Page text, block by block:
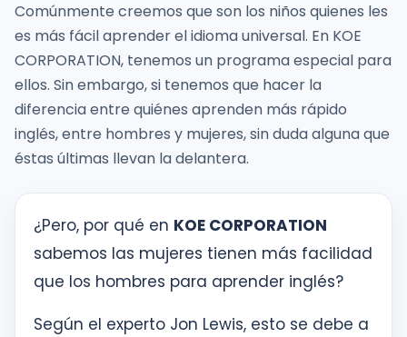
KOE
SISK
Solicitudes
Comúnmente creemos que son los niños quienes les
es más fácil aprender el idioma universal. En KOE
CORPORATION, tenemos un programa especial para
ellos. Sin embargo, si tenemos que hacer la
diferencia entre quiénes aprenden más rápido
inglés, entre hombres y mujeres, sin duda alguna que
éstas últimas llevan la delantera.
¿Pero, por qué en KOE CORPORATION
sabemos las mujeres tienen más facilidad
que los hombres para aprender inglés?
Según el experto Jon Lewis, esto se debe a